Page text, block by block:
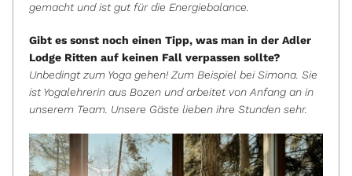
gemacht und ist gut für die Energiebalance.
Gibt es sonst noch einen Tipp, was man in der Adler
Lodge Ritten auf keinen Fall verpassen sollte?
Unbedingt zum Yoga gehen! Zum Beispiel bei Simona. Sie
ist Yogalehrerin aus Bozen und arbeitet von Anfang an in
unserem Team. Unsere Gäste lieben ihre Stunden sehr.